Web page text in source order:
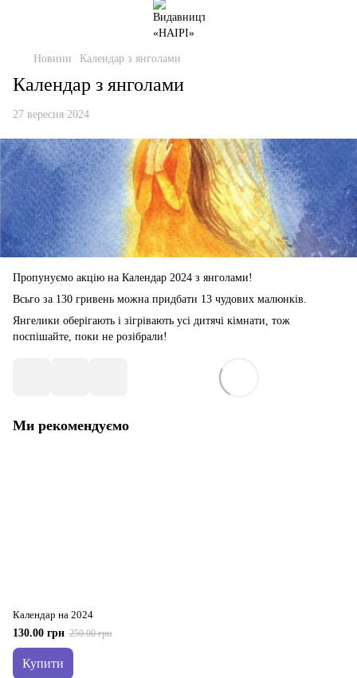
Новини Календар з янголами
Календар з янголами
27 вересня 2024
Пропунуємо акцію на Календар 2024 з янголами!
Всьго за 130 гривень можна придбати 13 чудових малюнків.
Янгелики оберігають і зігрівають усі дитячі кімнати, тож
поспішайте, поки не розібрали!
Ми рекомендуємо
Календар на 2024
130.00 грн 250.00 грн
Купити